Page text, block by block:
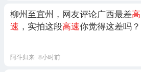
柳州至宜州，网友评论广西最差高
速 ，实拍这段高速你觉得这差吗？
阿斗归来 8小时前